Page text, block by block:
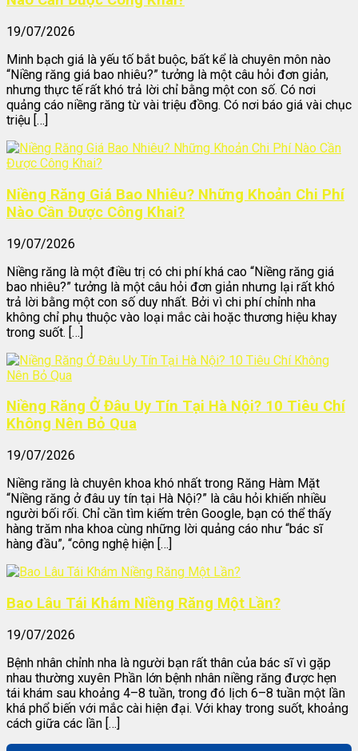
19/07/2026
Minh bạch giá là yếu tố bắt buộc, bất kể là chuyên môn nào
“Niềng răng giá bao nhiêu?” tưởng là một câu hỏi đơn giản,
nhưng thực tế rất khó trả lời chỉ bằng một con số. Có nơi
quảng cáo niềng răng từ vài triệu đồng. Có nơi báo giá vài chục
triệu […]
Niềng Răng Giá Bao Nhiêu? Những Khoản Chi Phí
Nào Cần Được Công Khai?
19/07/2026
Niềng răng là một điều trị có chi phí khá cao “Niềng răng giá
bao nhiêu?” tưởng là một câu hỏi đơn giản nhưng lại rất khó
trả lời bằng một con số duy nhất. Bởi vì chi phí chỉnh nha
không chỉ phụ thuộc vào loại mắc cài hoặc thương hiệu khay
trong suốt. […]
Niềng Răng Ở Đâu Uy Tín Tại Hà Nội? 10 Tiêu Chí
Không Nên Bỏ Qua
19/07/2026
Niềng răng là chuyên khoa khó nhất trong Răng Hàm Mặt
“Niềng răng ở đâu uy tín tại Hà Nội?” là câu hỏi khiến nhiều
người bối rối. Chỉ cần tìm kiếm trên Google, bạn có thể thấy
hàng trăm nha khoa cùng những lời quảng cáo như “bác sĩ
hàng đầu”, “công nghệ hiện […]
Bao Lâu Tái Khám Niềng Răng Một Lần?
19/07/2026
Bệnh nhân chỉnh nha là người bạn rất thân của bác sĩ vì gặp
nhau thường xuyên Phần lớn bệnh nhân niềng răng được hẹn
tái khám sau khoảng 4–8 tuần, trong đó lịch 6–8 tuần một lần
khá phổ biến với mắc cài hiện đại. Với khay trong suốt, khoảng
cách giữa các lần […]